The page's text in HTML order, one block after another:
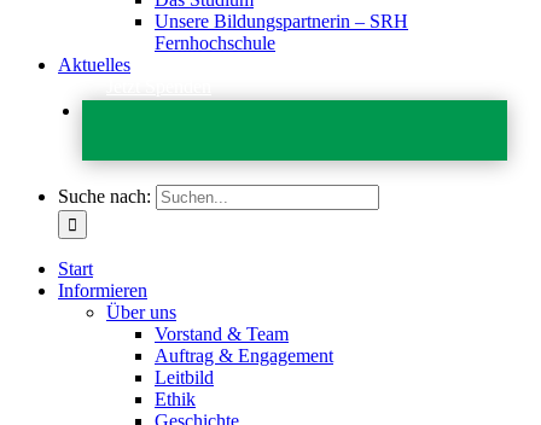
Unsere Bildungspartnerin – SRH
Fernhochschule
Aktuelles
Suche nach:
Start
Informieren
Über uns
Vorstand & Team
Auftrag & Engagement
Leitbild
Ethik
Geschichte